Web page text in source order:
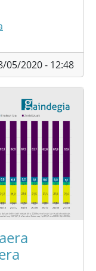
05/2020 - 12:48